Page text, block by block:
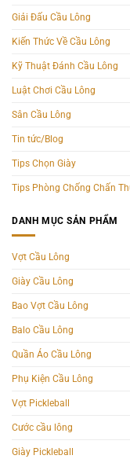
Giải Đấu Cầu Lông
Kiến Thức Về Cầu Lông
Kỹ Thuật Đánh Cầu Lông
Luật Chơi Cầu Lông
Sân Cầu Lông
Tin tức/Blog
Tips Chọn Giày
Tips Phòng Chống Chấn
DANH MỤC SẢN PHẨM
Vợt Cầu Lông
Giày Cầu Lông
Bao Vợt Cầu Lông
Balo Cầu Lông
Quần Áo Cầu Lông
Phụ Kiện Cầu Lông
Vợt Pickleball
Cước cầu lông
Giày Pickleball